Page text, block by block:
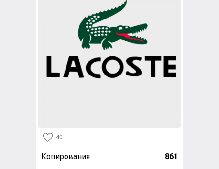
40
Копирования 861